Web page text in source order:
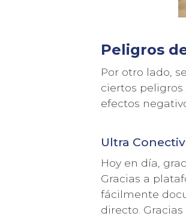
Peligros
Por otro lado,
ciertos
efectos
Ultra
Hoy en día,
Gracias a
fácilmente
directo.